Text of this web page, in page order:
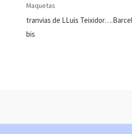
Maquetas
tranvias de LLuis
bis